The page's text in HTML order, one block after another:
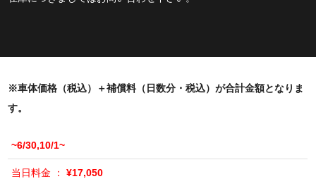
※車体価格（税込）＋補償料（日数分・税込）が合計金額となりま
す。
~6/30,10/1~
¥17,050